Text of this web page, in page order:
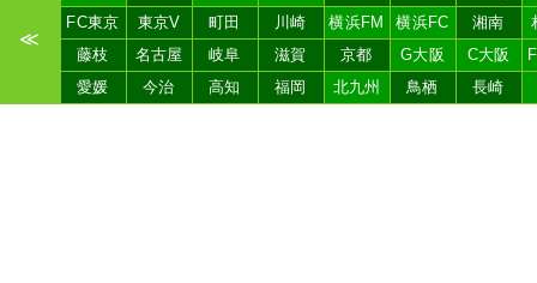
≪
FC東京
東京V 町田 川崎 横浜FM 横浜FC 湘南
藤枝
名古屋 岐阜 滋賀 京都 G大阪 C大阪
愛媛
今治 高知 福岡 北九州 鳥栖 長崎